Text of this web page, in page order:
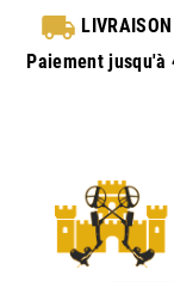
local_shipping
Paiement